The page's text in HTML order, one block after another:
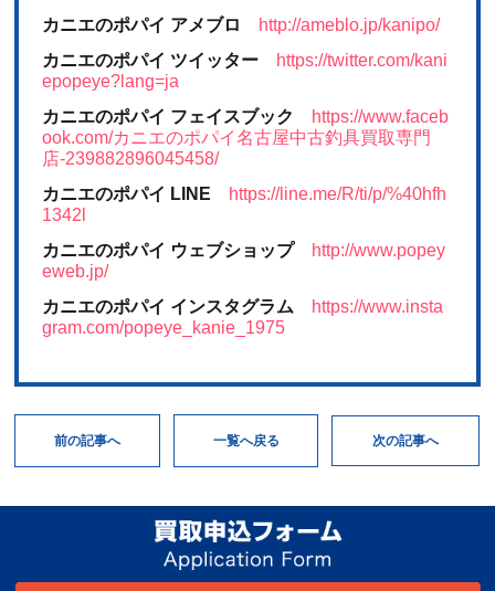
カニエのポパイ アメブロ
http://ameblo.jp/kanipo/
カニエのポパイ ツイッター
https://twitter.com/kani
epopeye?lang=ja
カニエのポパイ フェイスブック
https://www.faceb
ook.com/カニエのポパイ名古屋中古釣具買取専門
店-239882896045458/
カニエのポパイ LINE
https://line.me/R/ti/p/%40hfh
1342l
カニエのポパイ ウェブショップ
http://www.popey
eweb.jp/
カニエのポパイ インスタグラム
https://www.insta
gram.com/popeye_kanie_1975
前の記事へ 一覧へ戻る 次の記事へ